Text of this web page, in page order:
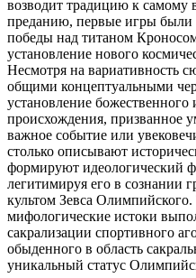
возводит традицию к самому
преданию, первые игры были
победы над титаном
установление нового
Несмотря на вариативность
общими концептуальными
установление божественного
происхождения, призванное
важное событие или
столько описывают
формируют идеологический
легитимируя его в сознании
культом Зевса
мифологические истоки
сакрализации спортивного
обыденного в область
уникальный статус